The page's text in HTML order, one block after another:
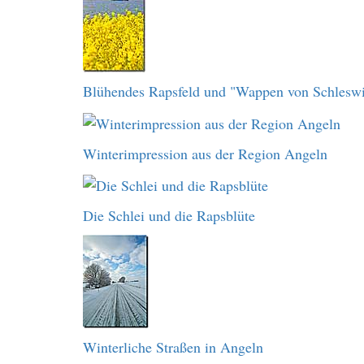
Blühendes Rapsfeld und "Wappen von
Winterimpression aus der Region Angeln
Die Schlei und die Rapsblüte
Winterliche Straßen in Angeln